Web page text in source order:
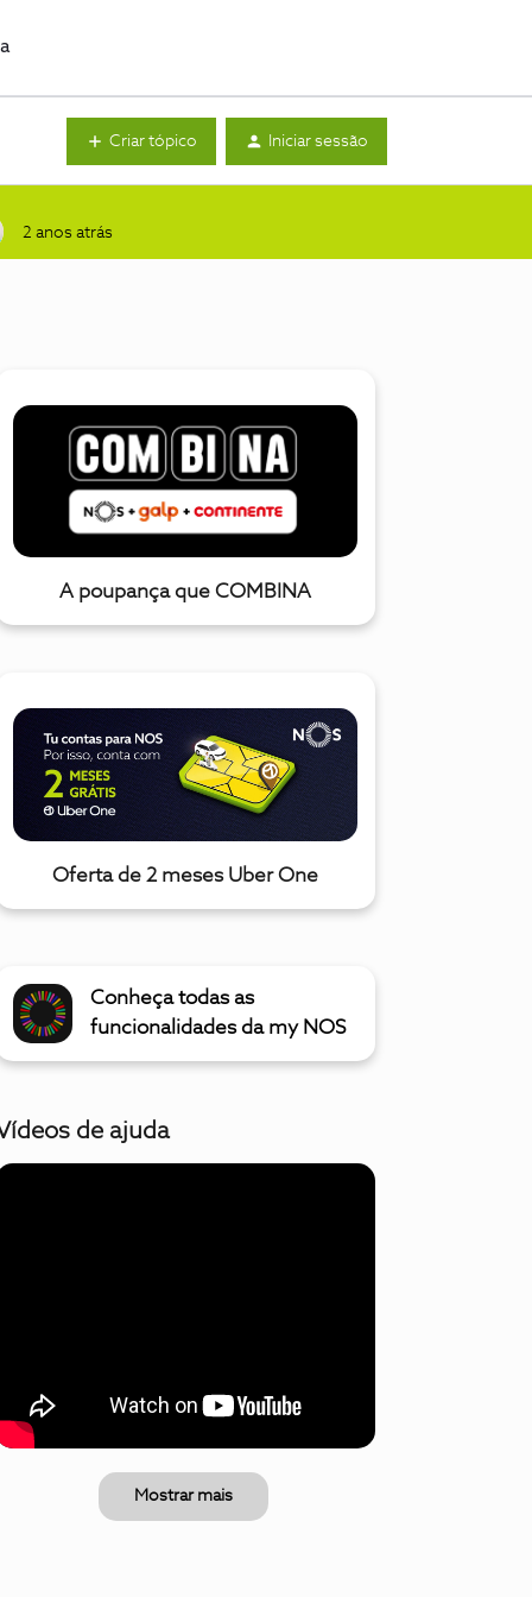
Criar tópico Iniciar sessão
2 anos atrás
A poupança que COMBINA
Oferta de 2 meses Uber One
Conheça todas as
funcionalidades da my NOS
de ajuda
Mostrar mais